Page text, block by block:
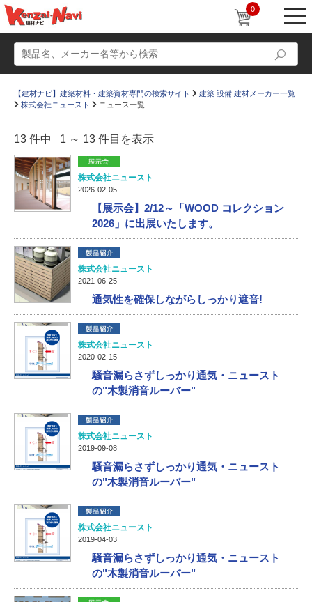
0
動画
かたなび
設計士インタビュー
Q＆A
お気に入り
【建材ナビ】建築材料・建築資材専門の検索サイト
建築 設備 建材メーカー一覧
株式会社ニュースト
ニュース一覧
13 件中 1 ～ 13 件目を表示
株式会社ニュースト
2026-02-05
【展示会】2/12～「WOOD コレクション
2026」に出展いたします。
株式会社ニュースト
2021-06-25
通気性を確保しながらしっかり遮音!
株式会社ニュースト
2020-02-15
騒音漏らさずしっかり通気・ニュースト
の"木製消音ルーバー"
株式会社ニュースト
2019-09-08
騒音漏らさずしっかり通気・ニュースト
の"木製消音ルーバー"
株式会社ニュースト
2019-04-03
騒音漏らさずしっかり通気・ニュースト
の"木製消音ルーバー"